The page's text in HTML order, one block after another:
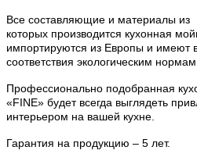
Все составляющие и материалы из
которых производится кухонная
импортируются из Европы и имеют
соответствия экологическим нормам.
Профессионально подобранная
«FINE» будет всегда выглядеть
интерьером на вашей кухне.
Гарантия на продукцию – 5 лет.